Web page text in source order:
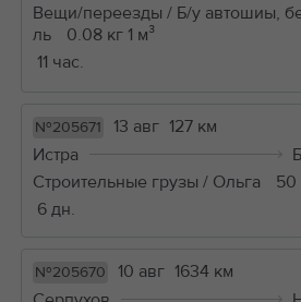
Вещи/переезды / Б/у автошиы,
ль
0.08 кг 1 м³
11 час.
№205671 13 авг 127 км
Истра
Строительные грузы / Ольга
50
6 дн.
№205670 10 авг 1634 км